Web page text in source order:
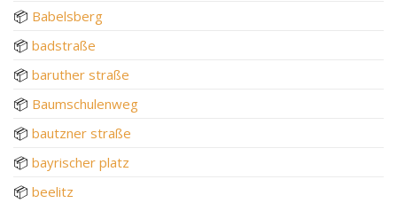
📦 Babelsberg
📦 badstraße
📦 baruther straße
📦 Baumschulenweg
📦 bautzner straße
📦 bayrischer platz
📦 beelitz